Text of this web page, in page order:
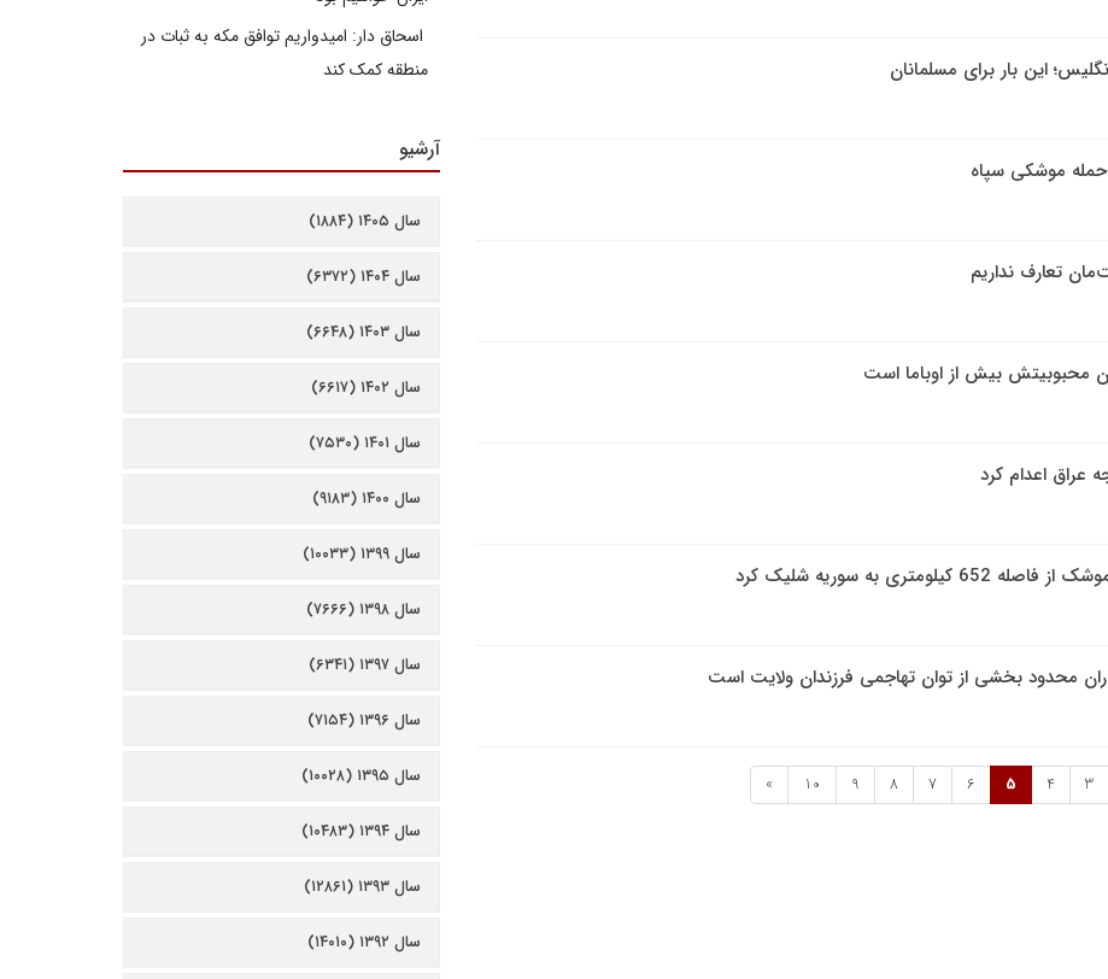
این بار برای مسلمانان
موشکی سپاه
تعارف نداریم
محبوبیتش بیش از اوباما است
به سوریه شلیک کرد
محدود بخشی از توان تهاجمی فرزندان ولایت است
3
4
5
6
7
8
9
10
»
اسحاق دار: امیدواریم توافق مکه به ثبات در
منطقه کمک کند
آرشیو
سال ۱۴۰۵ (۱۸۸۴)
سال ۱۴۰۴ (۶۳۷۲)
سال ۱۴۰۳ (۶۶۴۸)
سال ۱۴۰۲ (۶۶۱۷)
سال ۱۴۰۱ (۷۵۳۰)
سال ۱۴۰۰ (۹۱۸۳)
سال ۱۳۹۹ (۱۰۰۳۳)
سال ۱۳۹۸ (۷۶۶۶)
سال ۱۳۹۷ (۶۳۴۱)
سال ۱۳۹۶ (۷۱۵۴)
سال ۱۳۹۵ (۱۰۰۲۸)
سال ۱۳۹۴ (۱۰۴۸۳)
سال ۱۳۹۳ (۱۲۸۶۱)
سال ۱۳۹۲ (۱۴۰۱۰)